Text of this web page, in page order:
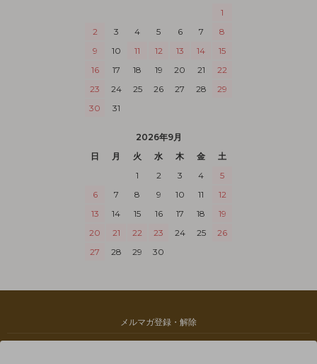
1
2
3 4 5 6 7
8
9
10 11 12 13 14
15
16
17 18 19 20 21
22
23
24 25 26 27 28
29
30
31
2026年9月
日
月 火 水 木 金
土
1
2 3 4
5
6
7 8 9 10 11
12
13
14 15 16 17 18
19
20
21 22 23 24 25
26
27
28 29 30
メルマガ登録・解除